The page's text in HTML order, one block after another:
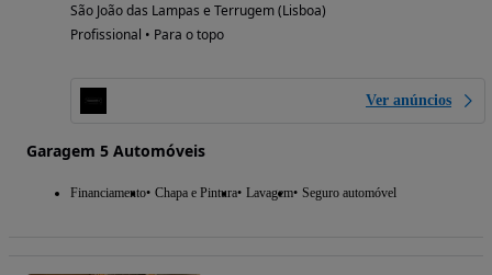
São João das Lampas e Terrugem (Lisboa)
Profissional • Para o topo
Ver anúncios
Garagem 5 Automóveis
Financiamento Chapa e Pintura Lavagem Seguro automóvel